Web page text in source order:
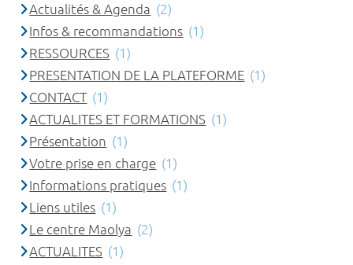
Actualités & Agenda (2)
Infos & recommandations (1)
RESSOURCES (1)
PRESENTATION DE LA PLATEFORME (1)
CONTACT (1)
ACTUALITES ET FORMATIONS (1)
Présentation (1)
Votre prise en charge (1)
Informations pratiques (1)
Liens utiles (1)
Le centre Maolya (2)
ACTUALITES (1)